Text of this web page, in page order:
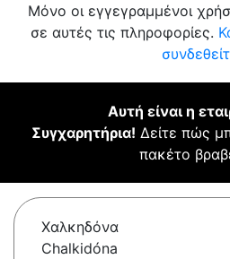
Μόνο οι εγγεγραμμένοι
σε αυτές τις πληροφορίες.
Αυτή είναι η
Συγχαρητήρια! Δείτε πώς
πακέτο
Χαλκηδόνα
Chalkidóna